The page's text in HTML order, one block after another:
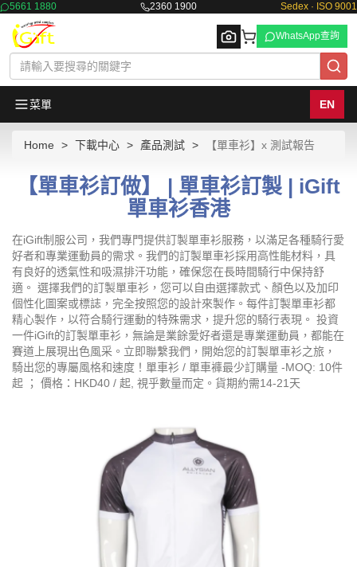
5661 1880 2360 1900 Sedex · ISO 9001
Browse
WhatsApp查詢
菜單 EN
Home 下載中心 產品測試 【單車衫】x 測試報告
【單車衫訂做】 | 單車衫訂製 | iGift
單車衫香港
在iGift制服公司，我們專門提供訂製單車衫服務，以滿足各種騎行愛
好者和專業運動員的需求。我們的訂製單車衫採用高性能材料，具
有良好的透氣性和吸濕排汗功能，確保您在長時間騎行中保持舒
適。 選擇我們的訂製單車衫，您可以自由選擇款式、顏色以及加印
個性化圖案或標誌，完全按照您的設計來製作。每件訂製單車衫都
精心製作，以符合騎行運動的特殊需求，提升您的騎行表現。 投資
一件iGift的訂製單車衫，無論是業餘愛好者還是專業運動員，都能在
賽道上展現出色風采。立即聯繫我們，開始您的訂製單車衫之旅，
騎出您的專屬風格和速度！單車衫 / 單車褲最少訂購量 -MOQ: 10件
起 ； 價格：HKD40 / 起, 視乎數量而定。貨期約需14-21天